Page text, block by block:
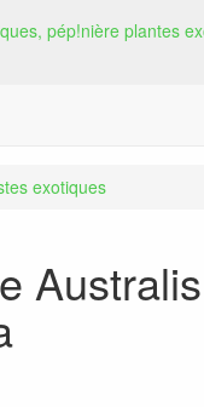
exotiques
Australis